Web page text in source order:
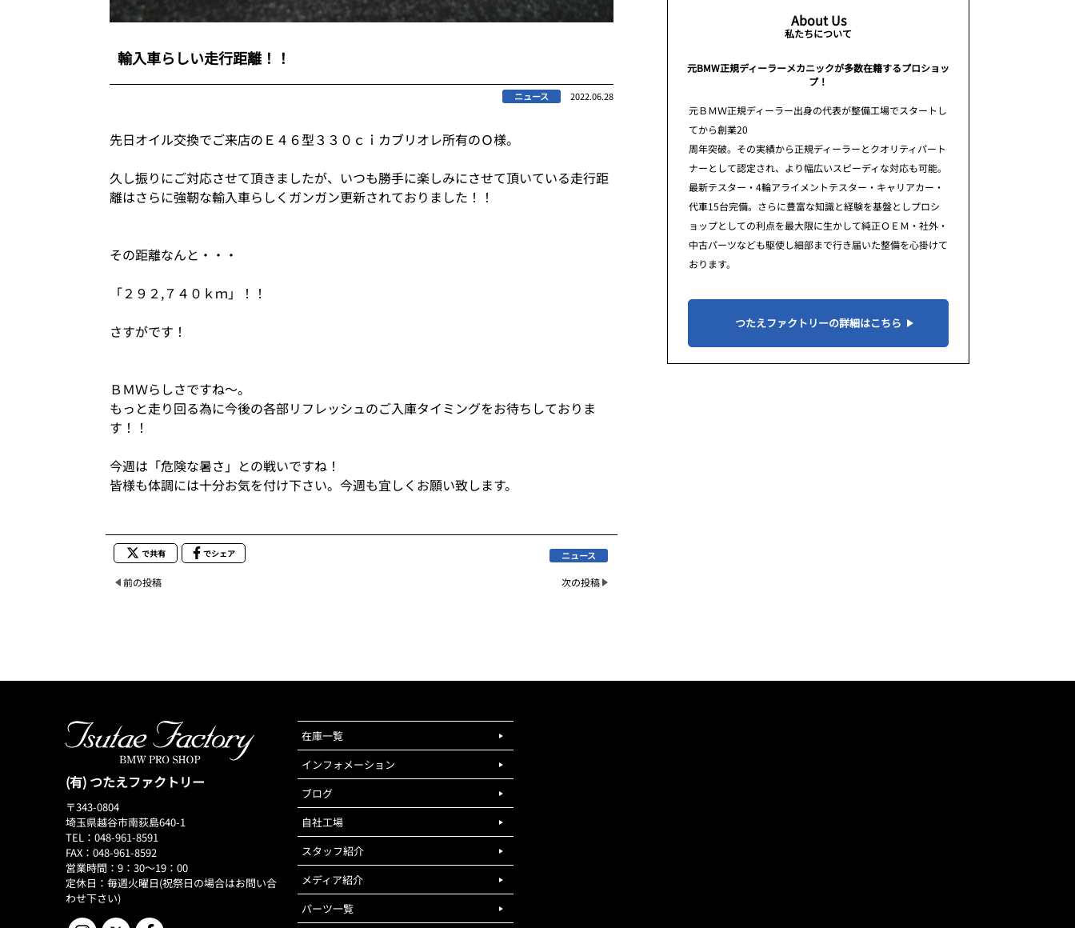
輸入車らしい走行距離！！
ニュース 2022.06.28
先日オイル交換でご来店のＥ４６型３３０ｃｉカブリオレ所有のＯ様。
久し振りにご対応させて頂きましたが、いつも勝手に楽しみにさせて頂いている走行距
離はさらに強靭な輸入車らしくガンガン更新されておりました！！
その距離なんと・・・
「２９２,７４０ｋｍ」！！
さすがです！
ＢＭＷらしさですね～。
もっと走り回る為に今後の各部リフレッシュのご入庫タイミングをお待ちしておりま
す！！
今週は「危険な暑さ」との戦いですね！
皆様も体調には十分お気を付け下さい。今週も宜しくお願い致します。
で共有 でシェア ニュース
前の投稿 次の投稿
About Us
私たちについて
元BMW正規ディーラーメカニックが多数在籍するプロショッ
プ！
元ＢＭＷ正規ディーラー出身の代表が整備工場でスタートし
てから創業20
周年突破。その実績から正規ディーラーとクオリティパート
ナーとして認定され、より幅広いスピーディな対応も可能。
最新テスター・4輪アライメントテスター・キャリアカー・
代車15台完備。さらに豊富な知識と経験を基盤としプロシ
ョップとしての利点を最大限に生かして純正ＯＥＭ・社外・
中古パーツなども駆使し細部まで行き届いた整備を心掛けて
おります。
つたえファクトリーの詳細はこちら
(有) つたえファクトリー
〒343-0804
埼玉県越谷市南荻島640-1
TEL：048-961-8591
FAX：048-961-8592
営業時間：9：30～19：00
定休日：毎週火曜日(祝祭日の場合はお問い合
わせ下さい)
在庫一覧
インフォメーション
ブログ
自社工場
スタッフ紹介
メディア紹介
パーツ一覧